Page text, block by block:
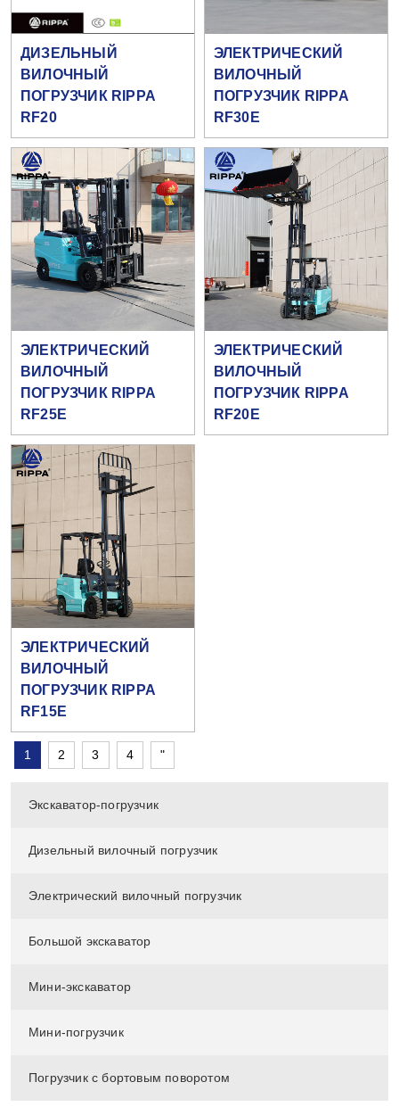
Экскаватор-погрузчик
Дизельный вилочный погрузчик
Электрический вилочный погрузчик
Большой экскаватор
Мини-экскаватор
Мини-погрузчик
Погрузчик с бортовым поворотом
ДИЗЕЛЬНЫЙ
ВИЛОЧНЫЙ
ПОГРУЗЧИК RIPPA
RF20
ЭЛЕКТРИЧЕСКИЙ
ВИЛОЧНЫЙ
ПОГРУЗЧИК RIPPA
RF30E
ЭЛЕКТРИЧЕСКИЙ
ВИЛОЧНЫЙ
ПОГРУЗЧИК RIPPA
RF25E
ЭЛЕКТРИЧЕСКИЙ
ВИЛОЧНЫЙ
ПОГРУЗЧИК RIPPA
RF20E
ЭЛЕКТРИЧЕСКИЙ
ВИЛОЧНЫЙ
ПОГРУЗЧИК RIPPA
RF15E
1 2 3 4 "